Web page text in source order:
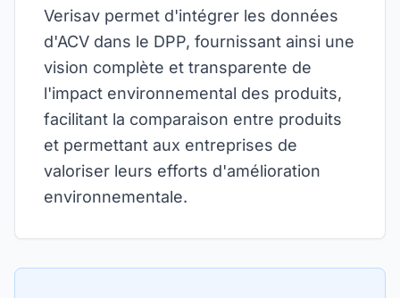
Verisav permet d'intégrer les données
d'ACV dans le DPP, fournissant ainsi une
vision complète et transparente de
l'impact environnemental des produits,
facilitant la comparaison entre produits
et permettant aux entreprises de
valoriser leurs efforts d'amélioration
environnementale.